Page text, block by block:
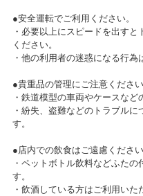
新春福引 宝くじチャンス当
2018/01/06(土)～2018/01/31(水)
カテゴリ：セール
2017クリスマスセール
カテゴリ：セール
『夏のニコニコ感謝祭』プレ
●安全運転でご利用ください。
・必要以上にスピードを出す
ください。
・他の利用者の迷惑になる行為
●貴重品の管理にご注意ください
・鉄道模型の車両やケースなど
・紛失、盗難などのトラブル
す。
●店内での飲食はご遠慮ください
・ペットボトル飲料などふた
す。
・飲酒している方はご利用いた